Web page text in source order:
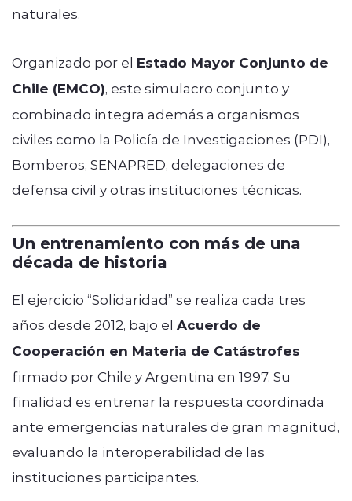
naturales.
Organizado por el Estado Mayor Conjunto de
Chile (EMCO), este simulacro conjunto y
combinado integra además a organismos
civiles como la Policía de Investigaciones (PDI),
Bomberos, SENAPRED, delegaciones de
defensa civil y otras instituciones técnicas.
Un entrenamiento con más de una
década de historia
El ejercicio “Solidaridad” se realiza cada tres
años desde 2012, bajo el Acuerdo de
Cooperación en Materia de Catástrofes
firmado por Chile y Argentina en 1997. Su
finalidad es entrenar la respuesta coordinada
ante emergencias naturales de gran magnitud,
evaluando la interoperabilidad de las
instituciones participantes.